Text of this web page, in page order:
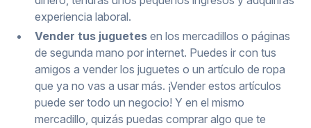
experiencia laboral.
Vender tus juguetes en los mercadillos o páginas
de segunda mano por internet. Puedes ir con tus
amigos a vender los juguetes o un artículo de ropa
que ya no vas a usar más. ¡Vender estos artículos
puede ser todo un negocio! Y en el mismo
mercadillo, quizás puedas comprar algo que te